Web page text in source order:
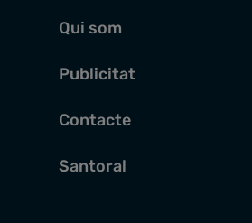
Qui som
Publicitat
Contacte
Santoral